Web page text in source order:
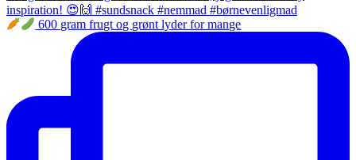
600 gram frugt og grønt lyder for mange